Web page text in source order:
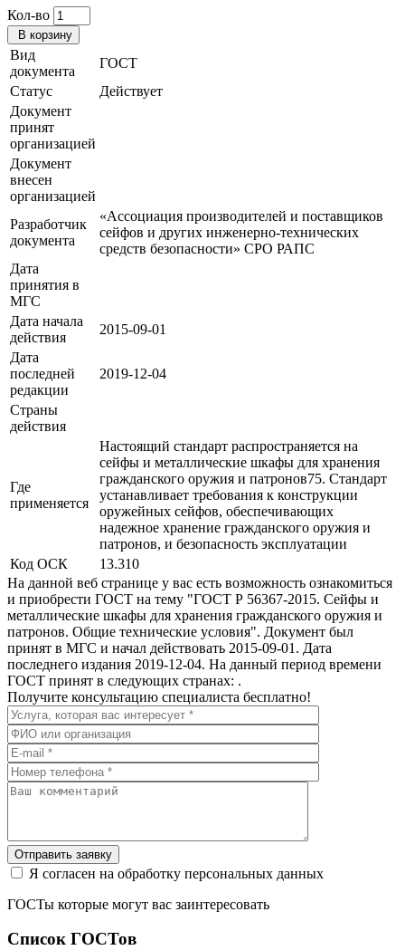
Кол-во
В корзину
Вид
документа
ГОСТ
Статус
Действует
Документ
принят
организацией
Документ
внесен
организацией
Разработчик
документа
«Ассоциация производителей и поставщиков
сейфов и других инженерно-технических
средств безопасности» СРО РАПС
Дата
принятия в
МГС
Дата начала
действия
2015-09-01
Дата
последней
редакции
2019-12-04
Страны
действия
Где
применяется
Настоящий стандарт распространяется на
сейфы и металлические шкафы для хранения
гражданского оружия и патронов75. Стандарт
устанавливает требования к конструкции
оружейных сейфов, обеспечивающих
надежное хранение гражданского оружия и
патронов, и безопасность эксплуатации
Код ОСК
13.310
На данной веб странице у вас есть возможность ознакомиться
и приобрести ГОСТ на тему "ГОСТ Р 56367-2015. Сейфы и
металлические шкафы для хранения гражданского оружия и
патронов. Общие технические условия". Документ был
принят в МГС и начал действовать 2015-09-01. Дата
последнего издания 2019-12-04. На данный период времени
ГОСТ принят в следующих странах: .
Получите консультацию специалиста бесплатно!
Отправить заявку
Я согласен на обработку персональных данных
ГОСТы которые могут вас заинтересовать
Список ГОСТов